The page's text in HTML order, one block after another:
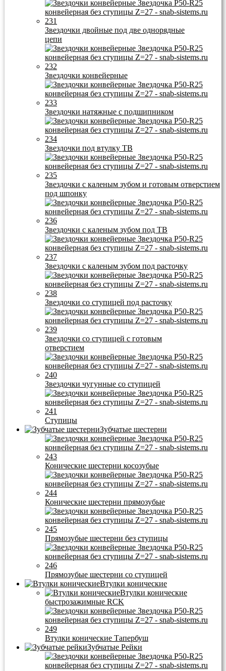
Звездочки двойные под две однорядные
цепи
Звездочки конвейерные
Звездочки натяжные с подшипником
Звездочки под втулку ТВ
Звездочки с каленым зубом и готовым отверстием
под шпонку
Звездочки с каленым зубом под ТВ
Звездочки с каленым зубом под расточку
Звездочки со ступицей под расточку
Звездочки со ступицей с готовым
отверстием
Звездочки чугунные со ступицей
Ступицы
Зубчатые шестерни
Конические шестерни косозубые
Конические шестерни прямозубые
Прямозубые шестерни без ступицы
Прямозубые шестерни со ступицей
Втулки конические
Втулки конические
быстрозажимные RCK
Втулки конические Тапербуш
Зубчатые Рейки